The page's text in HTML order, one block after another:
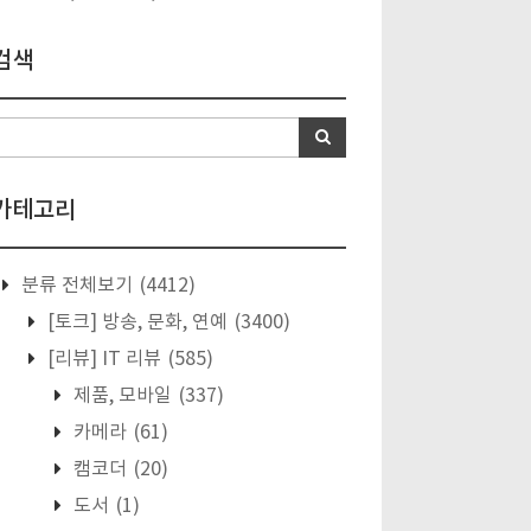
색
테고리
분류 전체보기
(4412)
[토크] 방송, 문화, 연예
(3400)
[리뷰] IT 리뷰 (585)
제품, 모바일 (337)
카메라 (61)
캠코더 (20)
도서 (1)